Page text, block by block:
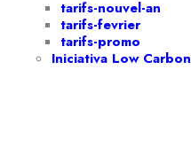
tarifs-nouvel-an
tarifs-fevrier
tarifs-promo
Iniciativa Low Carbon